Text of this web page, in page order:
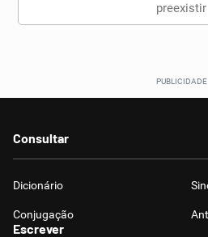
preexistir
Consultar
Dicionário
Conjugação
Escrever